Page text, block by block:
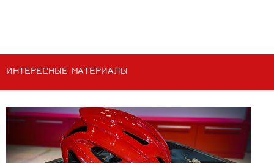
ИНТЕРЕСНЫЕ МАТЕРИАЛЫ